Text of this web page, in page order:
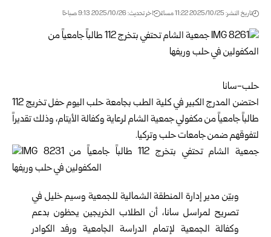
تاريخ النشر: 2025/10/25 11:22 مساءً اخر تحديث: 2025/10/26 9:13 صباحًا
حلب-سانا
احتضن المدرج الكبير في كلية الطب بجامعة حلب
اليوم حفل تخريج 112
طالباً جامعياً من مكفوليجمعية الشام لرعاية وكفالة الأيتام، وذلك تقديراً
لتفوقهم ضمن جامعات حلب وتركيا.
وبيّن مدير إدارة المنطقة الشمالية للجمعية وسيم خليل في
تصريح لمراسل سانا، أن الطلاب الخريجين يحظون بدعم
وكفالة الجمعية لإتمام الدراسة الجامعية ورفد الكوادر